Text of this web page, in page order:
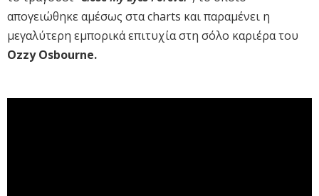
απογειώθηκε αμέσως στα charts και παραμένει η
μεγαλύτερη εμπορικά επιτυχία στη σόλο καριέρα του
Ozzy Osbourne.